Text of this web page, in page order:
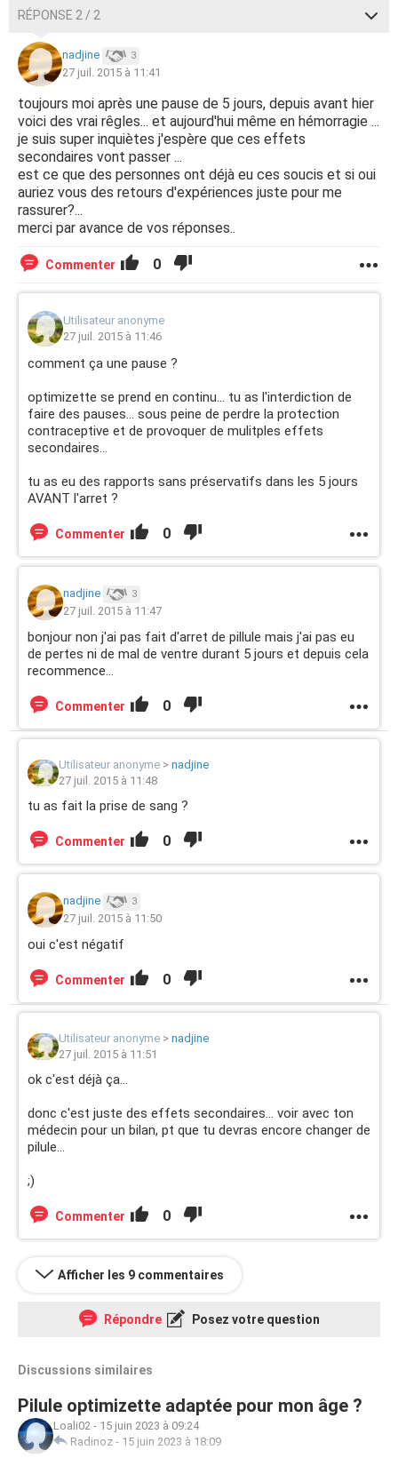
RÉPONSE 2 / 2
nadjine 3
27 juil. 2015 à 11:41
toujours moi après une pause de 5 jours, depuis avant hier
voici des vrai rêgles... et aujourd'hui même en hémorragie ...
je suis super inquiètes j'espère que ces effets
secondaires vont passer ...
est ce que des personnes ont déjà eu ces soucis et si oui
auriez vous des retours d'expériences juste pour me
rassurer?...
merci par avance de vos réponses..
Commenter 0
Utilisateur anonyme
27 juil. 2015 à 11:46
comment ça une pause ?
optimizette se prend en continu... tu as l'interdiction de
faire des pauses... sous peine de perdre la protection
contraceptive et de provoquer de mulitples effets
secondaires...
tu as eu des rapports sans préservatifs dans les 5 jours
AVANT l'arret ?
Commenter 0
nadjine 3
27 juil. 2015 à 11:47
bonjour non j'ai pas fait d'arret de pillule mais j'ai pas eu
de pertes ni de mal de ventre durant 5 jours et depuis cela
recommence...
Commenter 0
Utilisateur anonyme > nadjine
27 juil. 2015 à 11:48
tu as fait la prise de sang ?
Commenter 0
nadjine 3
27 juil. 2015 à 11:50
oui c'est négatif
Commenter 0
Utilisateur anonyme > nadjine
27 juil. 2015 à 11:51
ok c'est déjà ça...
donc c'est juste des effets secondaires... voir avec ton
médecin pour un bilan, pt que tu devras encore changer de
pilule...
;)
Commenter 0
Afficher les 9 commentaires
Répondre Posez votre question
Discussions similaires
Pilule optimizette adaptée pour mon âge ?
Loali02 - 15 juin 2023 à 09:24
Radinoz - 15 juin 2023 à 18:09